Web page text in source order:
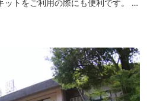
トをご利用の際にも便利です。 和
重の味をどうぞお楽しみくださ
、公共交通機関でのお越しにも大